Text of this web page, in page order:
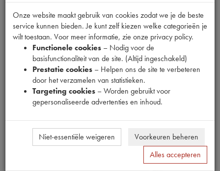
Productnummer 1060510
€0 ,41
34 excl. btw)
Info
Onze website maakt gebruik van cookies zodat we je de beste
service kunnen bieden. Je kunt zelf kiezen welke categorieën je
wilt toestaan. Voor meer informatie, zie onze privacy policy.
Functionele cookies – Nodig voor de
basisfunctionaliteit van de site. (Altijd ingeschakeld)
Prestatie cookies – Helpen ons de site te verbeteren
door het verzamelen van statistieken.
Targeting cookies – Worden gebruikt voor
gepersonaliseerde advertenties en inhoud.
Niet-essentiële weigeren
Voorkeuren beheren
Alles accepteren